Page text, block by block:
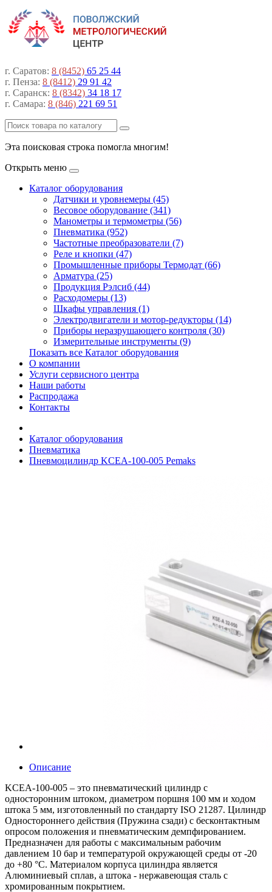
г. Саратов: 8 (8452) 65 25 44
г. Пенза: 8 (8412) 29 91 42
г. Саранск: 8 (8342) 34 18 17
г. Самара: 8 (846) 221 69 51
Эта поисковая строка помогла многим!
Открыть меню
Каталог оборудования
Датчики и уровнемеры (45)
Весовое оборудование (341)
Манометры и термометры (56)
Пневматика (952)
Частотные преобразователи (7)
Реле и кнопки (47)
Промышленные приборы Термодат (66)
Арматура (25)
Продукция Рэлсиб (44)
Расходомеры (13)
Шкафы управления (1)
Электродвигатели и мотор-редукторы (14)
Приборы неразрушающего контроля (30)
Измерительные инструменты (9)
Показать все Каталог оборудования
О компании
Услуги сервисного центра
Наши работы
Распродажа
Контакты
Каталог оборудования
Пневматика
Пневмоцилиндр KCEA-100-005 Pemaks
Описание
KCEA-100-005 – это пневматический цилиндр с
односторонним штоком, диаметром поршня 100 мм и ходом
штока 5 мм, изготовленный по стандарту ISO 21287. Цилиндр
Одностороннего действия (Пружина сзади) с бесконтактным
опросом положения и пневматическим демпфированием.
Предназначен для работы с максимальным рабочим
давлением 10 бар и температурой окружающей среды от -20
до +80 °C. Материалом корпуса цилиндра является
Алюминиевый сплав, а штока - нержавеющая сталь с
хромированным покрытием.